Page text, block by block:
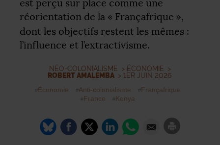
est perçu sur place comme une
réorientation de la « Françafrique »,
dont les objectifs restent les mêmes :
l’influence et l’extractivisme.
NÉO-COLONIALISME > ÉCONOMIE >
ROBERT AMALEMBA > 1ER JUIN 2026
Économie Anti-colonialisme
Françafrique
France
Kenya